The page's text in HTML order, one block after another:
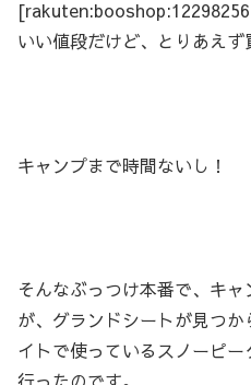
いい値段だけど、とりあえ
キャンプまで時間ないし！
そんなぶっつけ本番で、キ
が、グランドシートが見つ
イトで使っているスノーピ